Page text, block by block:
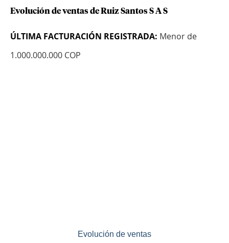
Evolución de ventas de Ruiz Santos S A S
ÚLTIMA FACTURACIÓN REGISTRADA: Menor de
1.000.000.000 COP
Evolución de ventas